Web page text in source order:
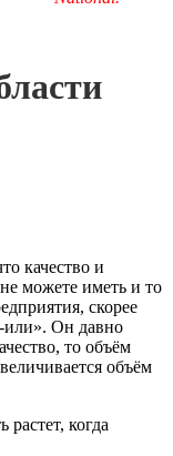
качество и
можете иметь и то
скорее
или». Он давно
то объём
объём
когда